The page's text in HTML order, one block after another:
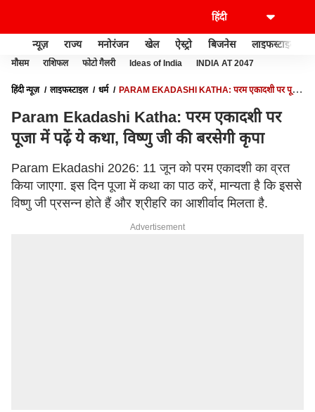
न्यूज़ राज्य मनोरंजन खेल ऐस्ट्रो बिजनेस लाइफस्टाइल
मौसम राशिफल फोटो गैलरी Ideas of India INDIA AT 2047
हिंदी न्यूज़ लाइफस्टाइल धर्म
PARAM EKADASHI KATHA: परम एकादशी पर पूजा
Param Ekadashi Katha: परम एकादशी पर
पूजा में पढ़ें ये कथा, विष्णु जी की बरसेगी कृपा
Param Ekadashi 2026: 11 जून को परम एकादशी का व्रत
किया जाएगा. इस दिन पूजा में कथा का पाठ करें, मान्यता है कि इससे
विष्णु जी प्रसन्न होते हैं और श्रीहरि का आशीर्वाद मिलता है.
Advertisement